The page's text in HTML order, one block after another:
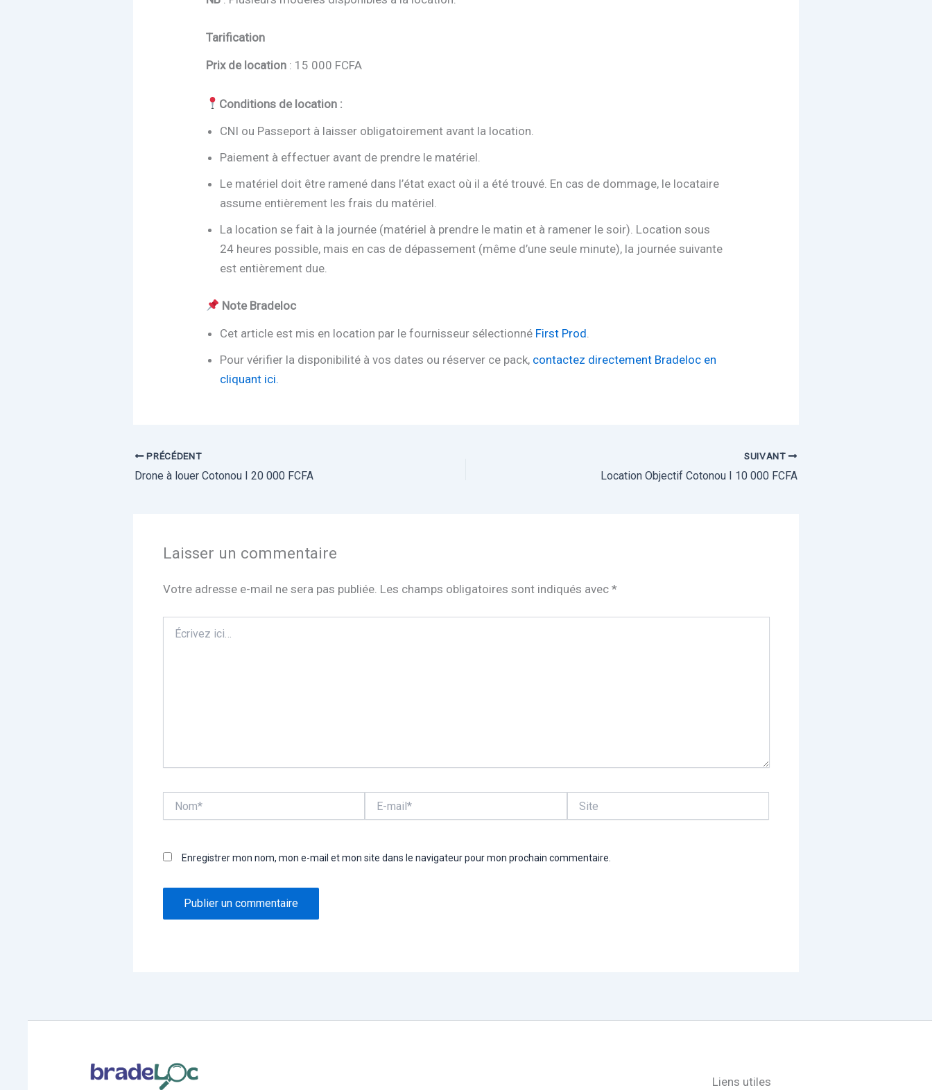
Tarification
Prix de location : 15 000 FCFA
Conditions de location :
CNI ou Passeport à laisser obligatoirement avant la location.
Paiement à effectuer avant de prendre le matériel.
Le matériel doit être ramené dans l’état exact où il a été trouvé. En cas de dommage, le locataire
assume entièrement les frais du matériel.
La location se fait à la journée (matériel à prendre le matin et à ramener le soir). Location sous
24 heures possible, mais en cas de dépassement (même d’une seule minute), la journée suivante
est entièrement due.
Note Bradeloc
Cet article est mis en location par le fournisseur sélectionné First Prod
Pour vérifier la disponibilité à vos dates ou réserver ce pack, contactez directement Bradeloc en
cliquant ici.
PRÉCÉDENT
Drone à louer Cotonou I 20 000 FCFA
SUIVANT
Location Objectif Cotonou I 10 000 FCFA
Laisser un commentaire
Votre adresse e-mail ne sera pas publiée. Les champs obligatoires sont indiqués avec *
ici…
mail*
Enregistrer mon nom, mon e-mail et mon site dans le navigateur pour mon prochain commentaire.
Liens utiles